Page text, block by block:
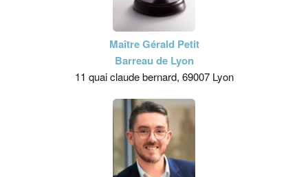
Maître Gérald Petit
Barreau de Lyon
11 quai claude bernard, 69007 Lyon